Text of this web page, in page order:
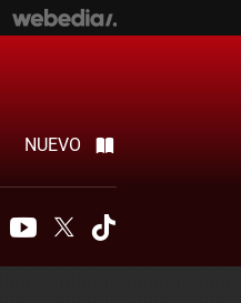
NUEVO
InstagramYoutubeTwitter